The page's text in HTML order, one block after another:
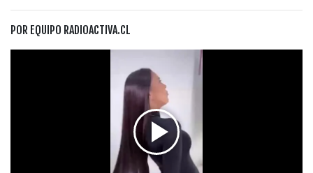
POR EQUIPO RADIOACTIVA.CL